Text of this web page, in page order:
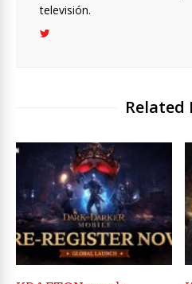
televisión.
Related